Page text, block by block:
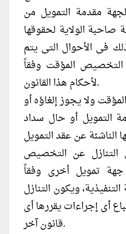
الجهة مقدمة التمويل من
صاحبة الولاية لحقوقها
فى الأحوال التى يتم
المؤقت وفقاً
لأحكام هذا القانون.
المؤقت ولا يجوز إلغاؤه أو
التمويل أو حال سداد
التنازل عن التخصيص
جهة تمويل أخرى وفقاً
ويكون التنازل
أى إجراءات يقررها أى
قانون آخر.